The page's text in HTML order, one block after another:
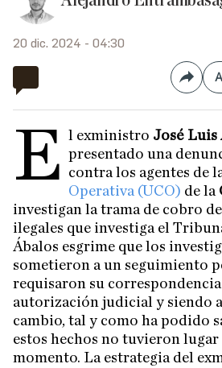
20 dic. 2024 - 04:30
E l exministro José Luis
presentado una
contra los agentes de
Operativa (UCO) de la
investigan la trama de cobro
ilegales que investiga el
Ábalos esgrime que los
sometieron a un seguimiento
requisaron su
autorización judicial y siendo
cambio, tal y como ha podido
estos hechos no tuvieron
momento. La estrategia del